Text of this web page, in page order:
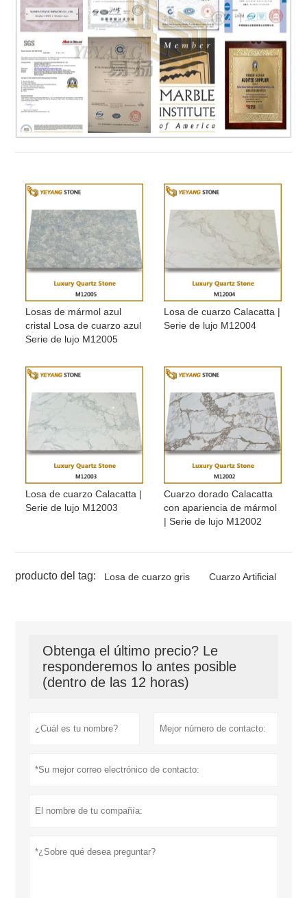
Losas de mármol azul
cristal Losa de cuarzo azul
Serie de lujo M12005
Losa de cuarzo Calacatta |
Serie de lujo M12004
Losa de cuarzo Calacatta |
Serie de lujo M12003
Cuarzo dorado Calacatta
con apariencia de mármol
| Serie de lujo M12002
producto del tag: Losa de cuarzo gris Cuarzo Artificial
Obtenga el último precio? Le
responderemos lo antes posible
(dentro de las 12 horas)